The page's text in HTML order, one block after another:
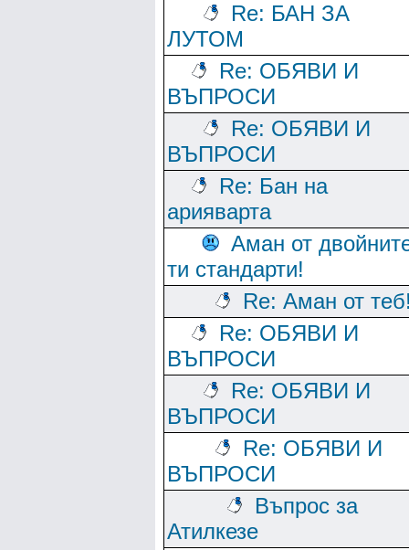
Re: БАН ЗА
ЛУТОМ
Re: ОБЯВИ И
ВЪПРОСИ
Re: ОБЯВИ И
ВЪПРОСИ
Re: Бан на
арияварта
Аман от
ти стандарти!
Re: Аман от
Re: ОБЯВИ И
ВЪПРОСИ
Re: ОБЯВИ И
ВЪПРОСИ
Re: ОБЯВИ И
ВЪПРОСИ
Въпрос за
Атилкезе